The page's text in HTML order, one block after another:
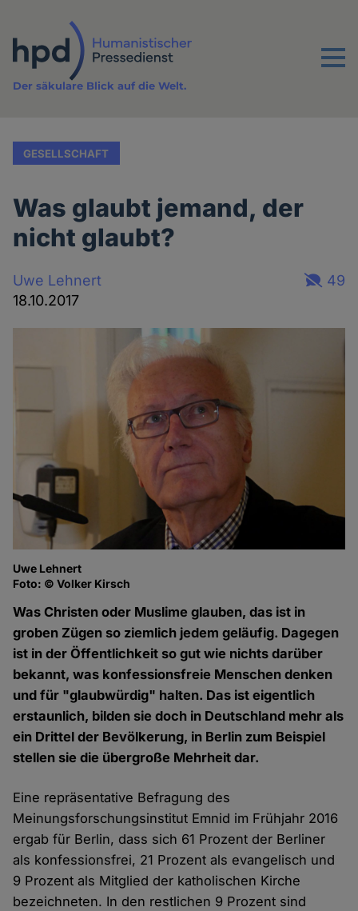
Inhalt
Menu
Der säkulare Blick auf die Welt.
GESELLSCHAFT
Was glaubt jemand, der
nicht glaubt?
Uwe Lehnert
18.10.2017
49
Uwe Lehnert
Foto: © Volker Kirsch
Was Christen oder Muslime glauben, das ist in
groben Zügen so ziemlich jedem geläufig. Dagegen
ist in der Öffentlichkeit so gut wie nichts darüber
bekannt, was konfessionsfreie Menschen denken
und für "glaubwürdig" halten. Das ist eigentlich
erstaunlich, bilden sie doch in Deutschland mehr als
ein Drittel der Bevölkerung, in Berlin zum Beispiel
stellen sie die übergroße Mehrheit dar.
Eine repräsentative Befragung des
Meinungsforschungsinstitut Emnid im Frühjahr 2016
ergab für Berlin, dass sich 61 Prozent der Berliner
als konfessionsfrei, 21 Prozent als evangelisch und
9 Prozent als Mitglied der katholischen Kirche
bezeichneten. In den restlichen 9 Prozent sind